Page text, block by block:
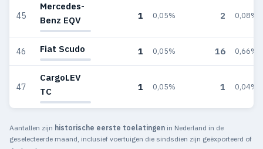
45
Mercedes-
Benz EQV
1 0,05% 2 0,08%
46 Fiat Scudo 1 0,05% 16 0,66%
47
CargoLEV
TC
1 0,05% 1 0,04%
Aantallen zijn historische eerste toelatingen in Nederland in de
geselecteerde maand, inclusief voertuigen die sindsdien zijn geëxporteerd of